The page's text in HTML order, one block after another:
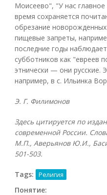
Моисеево", "У нас
время сохраняется
обрезание
пищевые запреты,
последние годы
субботников как "евреев
этнически — они русские.
например, в с. Ильинка
Э. Г. Филимонов
Здесь цитируется по
современной России.
М.П., Аверьянов Ю.И.,
501-503.
Tags: Религия
Понятие: